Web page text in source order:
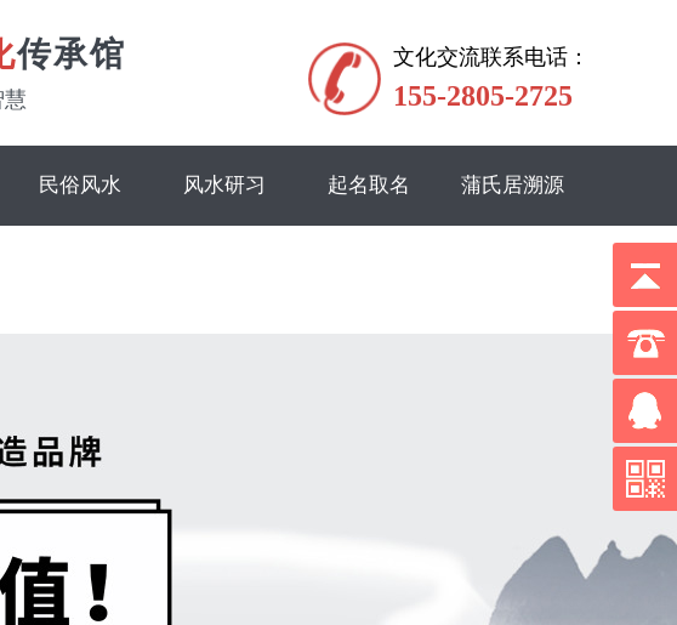
传承馆 文化交流联系电话：
155-2805-2725
民俗风水 风水研习 起名取名 蒲氏居溯源